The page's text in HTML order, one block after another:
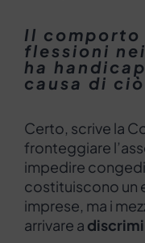
Il comporto
flessioni
ha
causa di ciò
Certo, scrive la
fronteggiare
impedire
costituiscono un
imprese, ma i
arrivare a